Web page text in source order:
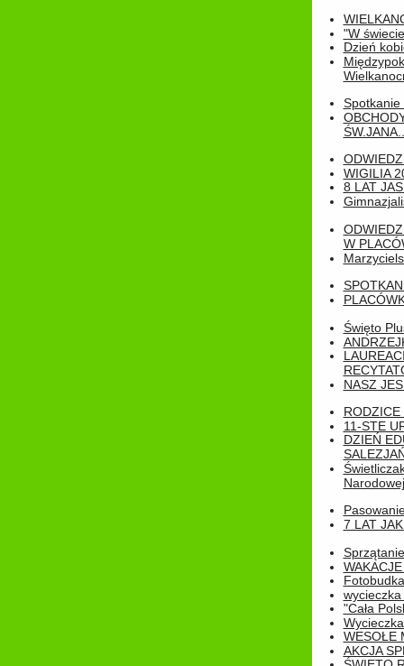
"W
Dzień
Spotkanie
WIGILIA
8 LAT
W
Święto
NASZ
RODZICE
11-STE
DZIEŃ
Narodowej
7 LAT
Fotobudka
"Cała
WESOŁE
AKCJA